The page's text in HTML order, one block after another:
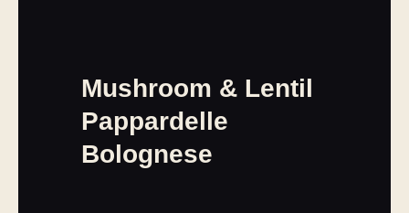
Mushroom & Lentil
Pappardelle
Bolognese
IMPRESSUM